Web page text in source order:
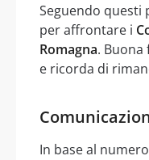
Seguendo questi
per affrontare i
Romagna.
e ricorda di
In base al